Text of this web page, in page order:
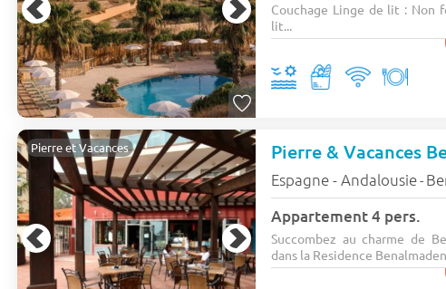
Couchage Linge de lit : Non
lit...
Pierre et Vacances Pierre & Vacances
Espagne - Andalousie-
Appartement 4 pers.
Succombez au charme de
dans la Residence